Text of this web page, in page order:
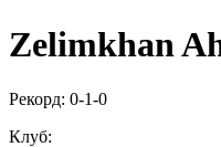
Zelimkhan
Рекорд: 0-1-0
Клуб: